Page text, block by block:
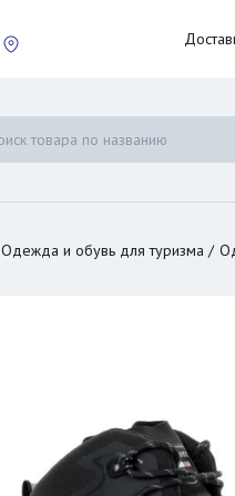
Одежда и обувь для туризма